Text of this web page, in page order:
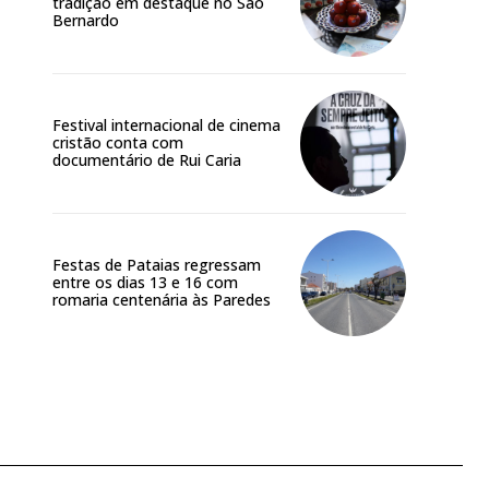
Bernardo
Festival internacional de cinema
cristão conta com
documentário de Rui Caria
Festas de Pataias regressam
entre os dias 13 e 16 com
romaria centenária às Paredes